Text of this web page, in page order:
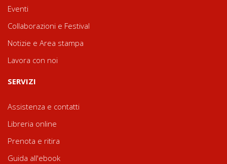
Eventi
Collaborazioni e Festival
Notizie e Area stampa
Lavora con noi
SERVIZI
Assistenza e contatti
Libreria online
Prenota e ritira
Guida all'ebook